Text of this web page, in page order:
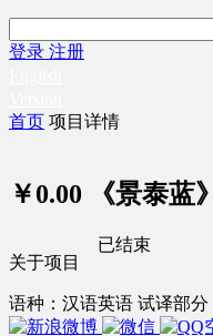
登录 注册
首页 项目详情
￥0.00 《景泰蓝
关于项目
语种：汉语英语 试译部分
已结束